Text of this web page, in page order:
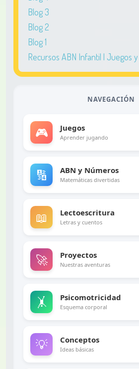
Blog 3
Blog 2
Blog 1
Recursos ABN Infantil | Juegos
NAVEGACIÓN
🎮 Juegos
Aprender jugando
🔢 ABN y Números
Matemáticas divertidas
📖 Lectoescritura
Letras y cuentos
🚀 Proyectos
Nuestras aventuras
🤸 Psicomotricidad
Esquema corporal
💡 Conceptos
Ideas básicas